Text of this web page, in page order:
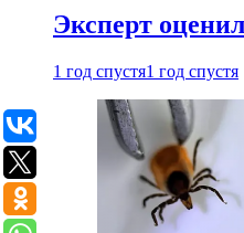
Эксперт
1 год спустя1 год спустя